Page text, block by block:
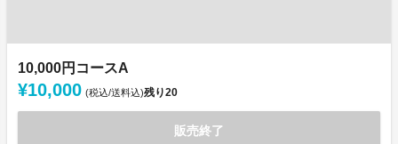
10,000円コースA
¥10,000 (税込/送料込)残り20
販売終了